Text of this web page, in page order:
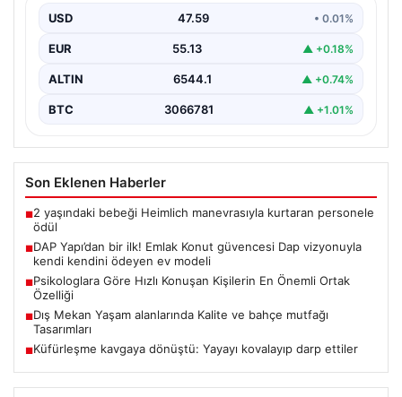
USD 47.59 • 0.01%
EUR 55.13 ▲ +0.18%
ALTIN 6544.1 ▲ +0.74%
BTC 3066781 ▲ +1.01%
Son Eklenen Haberler
■2 yaşındaki bebeği Heimlich manevrasıyla kurtaran personele
ödül
■DAP Yapı’dan bir ilk! Emlak Konut güvencesi Dap vizyonuyla
kendi kendini ödeyen ev modeli
■Psikologlara Göre Hızlı Konuşan Kişilerin En Önemli Ortak
Özelliği
■Dış Mekan Yaşam alanlarında Kalite ve bahçe mutfağı
Tasarımları
■Küfürleşme kavgaya dönüştü: Yayayı kovalayıp darp ettiler